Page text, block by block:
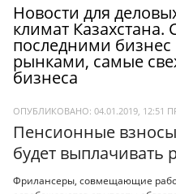
Новости для
климат Казахстана.
последними
рынками, самые
бизнеса
ОПУБЛИКОВАНО: 04.01.2019, 12:51
Пенсионные
будет выплачивать
Фрилансеры, совмещающие